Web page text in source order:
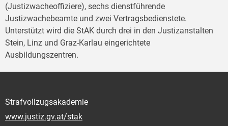
(Justizwacheoffiziere), sechs dienstführende
Justizwachebeamte und zwei Vertragsbedienstete.
Unterstützt wird die StAK durch drei in den Justizanstalten
Stein, Linz und Graz-Karlau eingerichtete
Ausbildungszentren.
Strafvollzugsakademie
www.justiz.gv.at/stak